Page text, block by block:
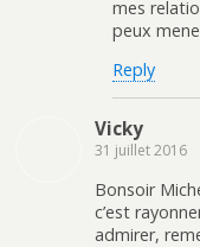
mes
peux
Reply
Vicky
31 juillet 2016
Bonsoir
c’est